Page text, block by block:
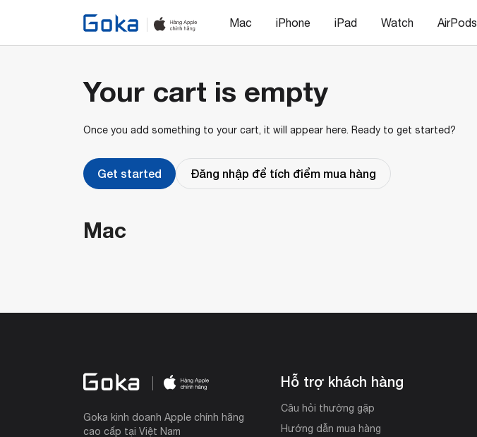
Mac iPhone iPad Watch AirPods
Your cart is empty
Once you add something to your cart, it will appear here. Ready to get started?
Get started Đăng nhập để tích điểm mua hàng
Mac
Goka kinh doanh Apple chính hãng
cao cấp tại Việt Nam
Hỗ trợ khách hàng
Câu hỏi thường gặp
Hướng dẫn mua hàng